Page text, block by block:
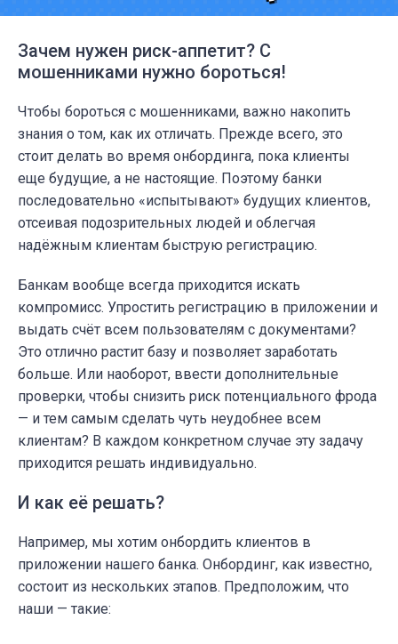
Зачем нужен риск-аппетит? С
мошенниками нужно бороться!
Чтобы бороться с мошенниками, важно накопить
знания о том, как их отличать. Прежде всего, это
стоит делать во время онбординга, пока клиенты
еще будущие, а не настоящие. Поэтому банки
последовательно «испытывают» будущих клиентов,
отсеивая подозрительных людей и облегчая
надёжным клиентам быструю регистрацию.
Банкам вообще всегда приходится искать
компромисс. Упростить регистрацию в приложении и
выдать счёт всем пользователям с документами?
Это отлично растит базу и позволяет заработать
больше. Или наоборот, ввести дополнительные
проверки, чтобы снизить риск потенциального фрода
— и тем самым сделать чуть неудобнее всем
клиентам? В каждом конкретном случае эту задачу
приходится решать индивидуально.
И как её решать?
Например, мы хотим онбордить клиентов в
приложении нашего банка. Онбординг, как известно,
состоит из нескольких этапов. Предположим, что
наши — такие: